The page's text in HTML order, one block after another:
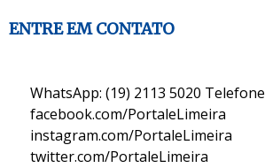
ENTRE EM CONTATO
WhatsApp: (19) 2113 5020
facebook.com/PortaleLimeira
instagram.com/PortaleLimeira
twitter.com/PortaleLimeira